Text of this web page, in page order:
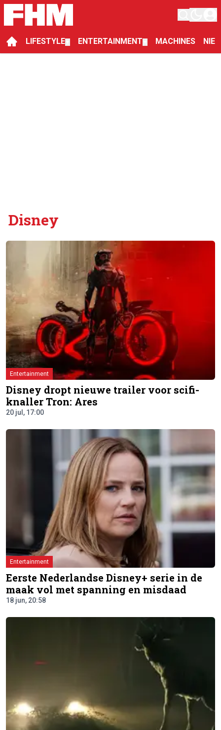
LIFESTYLE ENTERTAINMENT MACHINES
Disney
Entertainment
Disney dropt nieuwe trailer voor scifi-
knaller Tron: Ares
20 jul, 17:00
Entertainment
Eerste Nederlandse Disney+ serie in de
maak vol met spanning en misdaad
18 jun, 20:58